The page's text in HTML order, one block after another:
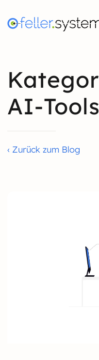
AI-Tools
‹ Zurück zum Blog